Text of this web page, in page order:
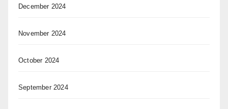
December 2024
November 2024
October 2024
September 2024